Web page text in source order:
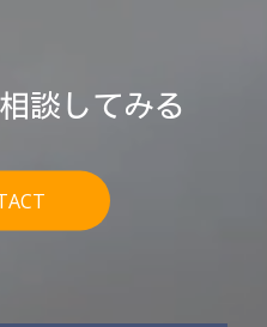
談してみる